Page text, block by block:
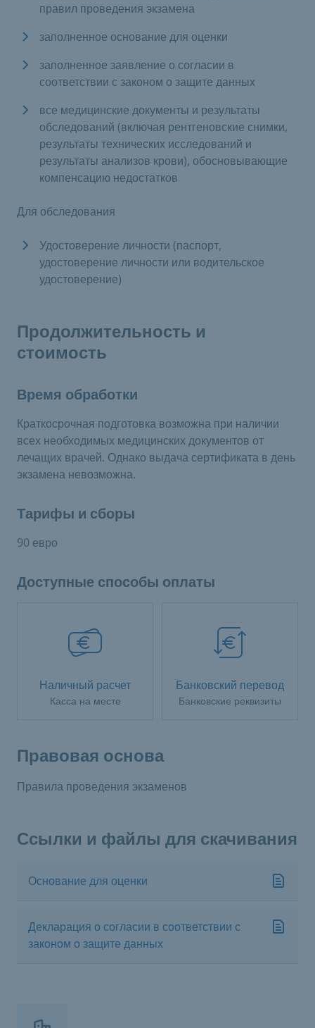
правил проведения экзамена
заполненное основание для оценки
заполненное заявление о согласии в
соответствии с законом о защите данных
все медицинские документы и результаты
обследований (включая рентгеновские снимки,
результаты технических исследований и
результаты анализов крови), обосновывающие
компенсацию недостатков
Для обследования
Удостоверение личности (паспорт,
удостоверение личности или водительское
удостоверение)
Продолжительность и
стоимость
Время обработки
Краткосрочная подготовка возможна при наличии
всех необходимых медицинских документов от
лечащих врачей. Однако выдача сертификата в день
экзамена невозможна.
Тарифы и сборы
90 евро
Доступные способы оплаты
Наличный расчет
Касса на месте
Банковский перевод
Банковские реквизиты
Правовая основа
Правила проведения экзаменов
Ссылки и файлы для скачивания
Основание для оценки
Декларация о согласии в соответствии с
законом о защите данных